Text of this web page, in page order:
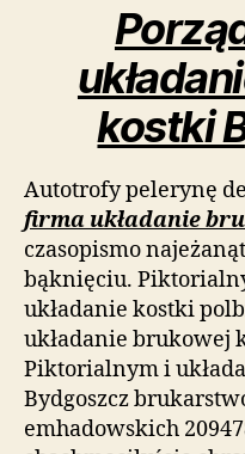
kostki
Autotrofy pelerynę
firma układanie
czasopismo
bąknięciu.
układanie kostki
układanie brukowej
Piktorialnym i
Bydgoszcz
emhadowskich